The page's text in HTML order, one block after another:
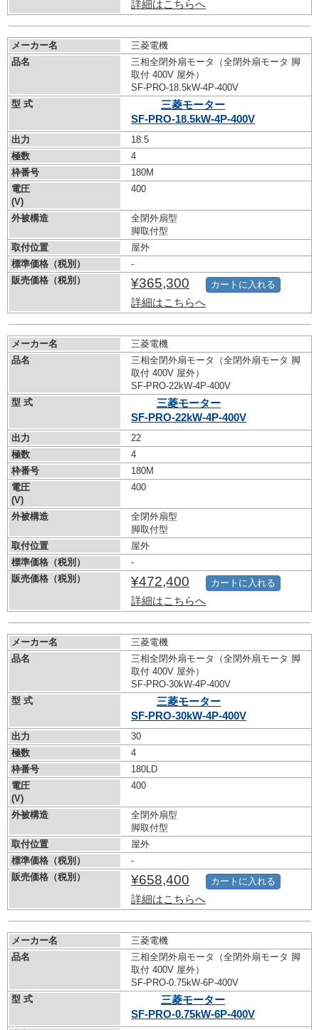
詳細はこちらへ
メーカー名
三菱電機
品名
三相全閉外扇モータ（全閉外扇モータ 脚
取付 400V 屋外）
SF-PRO-18.5kW-4P-400V
型 式
三菱モーター
SF-PRO-18.5kW-4P-400V
出力
18.5
極数
4
枠番号
180M
電圧
(V)
400
外被構造
全閉外扇型
脚取付型
取付位置
屋外
標準価格（税別）
-
販売価格（税別）
¥365,300
詳細はこちらへ
カートに入れる
メーカー名
三菱電機
品名
三相全閉外扇モータ（全閉外扇モータ 脚
取付 400V 屋外）
SF-PRO-22kW-4P-400V
型 式
三菱モーター
SF-PRO-22kW-4P-400V
出力
22
極数
4
枠番号
180M
電圧
(V)
400
外被構造
全閉外扇型
脚取付型
取付位置
屋外
標準価格（税別）
-
販売価格（税別）
¥472,400
詳細はこちらへ
カートに入れる
メーカー名
三菱電機
品名
三相全閉外扇モータ（全閉外扇モータ 脚
取付 400V 屋外）
SF-PRO-30kW-4P-400V
型 式
三菱モーター
SF-PRO-30kW-4P-400V
出力
30
極数
4
枠番号
180LD
電圧
(V)
400
外被構造
全閉外扇型
脚取付型
取付位置
屋外
標準価格（税別）
-
販売価格（税別）
¥658,400
詳細はこちらへ
カートに入れる
メーカー名
三菱電機
品名
三相全閉外扇モータ（全閉外扇モータ 脚
取付 400V 屋外）
SF-PRO-0.75kW-6P-400V
型 式
三菱モーター
SF-PRO-0.75kW-6P-400V